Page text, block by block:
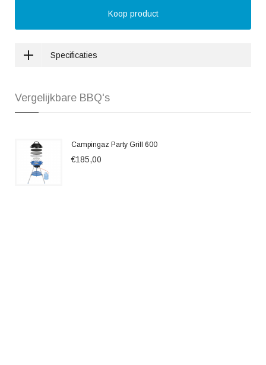
Koop product
Specificaties
Vergelijkbare BBQ's
Campingaz Party Grill 600
€185,00